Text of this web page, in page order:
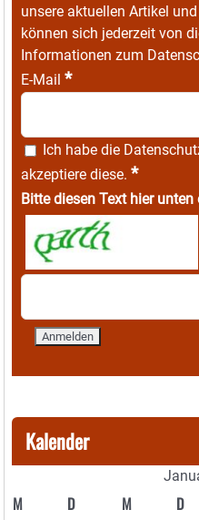
unsere aktuellen Artikel
können sich jederzeit von
Informationen zum
E-Mail *
Ich habe die
akzeptiere diese. *
Bitte diesen Text hier unten
Kalender
M D M D